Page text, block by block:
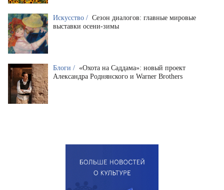
Искусство / Сезон диалогов: главные мировые
выставки осени-зимы
Блоги / «Охота на Саддама»: новый проект
Александра Роднянского и Warner Brothers